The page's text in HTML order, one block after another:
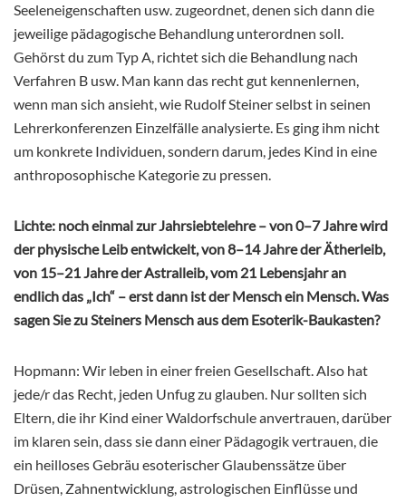
Seeleneigenschaften usw. zugeordnet, denen sich dann die
jeweilige pädagogische Behandlung unterordnen soll.
Gehörst du zum Typ A, richtet sich die Behandlung nach
Verfahren B usw. Man kann das recht gut kennenlernen,
wenn man sich ansieht, wie Rudolf Steiner selbst in seinen
Lehrerkonferenzen Einzelfälle analysierte. Es ging ihm nicht
um konkrete Individuen, sondern darum, jedes Kind in eine
anthroposophische Kategorie zu pressen.
Lichte: noch einmal zur Jahrsiebtelehre – von 0–7 Jahre wird
der physische Leib entwickelt, von 8–14 Jahre der Ätherleib,
von 15–21 Jahre der Astralleib, vom 21 Lebensjahr an
endlich das „Ich“ – erst dann ist der Mensch ein Mensch. Was
sagen Sie zu Steiners Mensch aus dem Esoterik-Baukasten?
Hopmann: Wir leben in einer freien Gesellschaft. Also hat
jede/r das Recht, jeden Unfug zu glauben. Nur sollten sich
Eltern, die ihr Kind einer Waldorfschule anvertrauen, darüber
im klaren sein, dass sie dann einer Pädagogik vertrauen, die
ein heilloses Gebräu esoterischer Glaubenssätze über
Drüsen, Zahnentwicklung, astrologischen Einflüsse und